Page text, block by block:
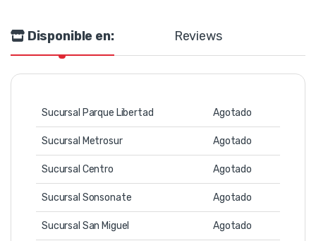
Disponible en: Reviews
Sucursal Parque Libertad Agotado
Sucursal Metrosur Agotado
Sucursal Centro Agotado
Sucursal Sonsonate Agotado
Sucursal San Miguel Agotado